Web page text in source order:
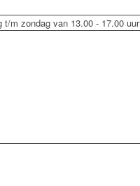
t/m zondag van 13.00 - 17.00 uur